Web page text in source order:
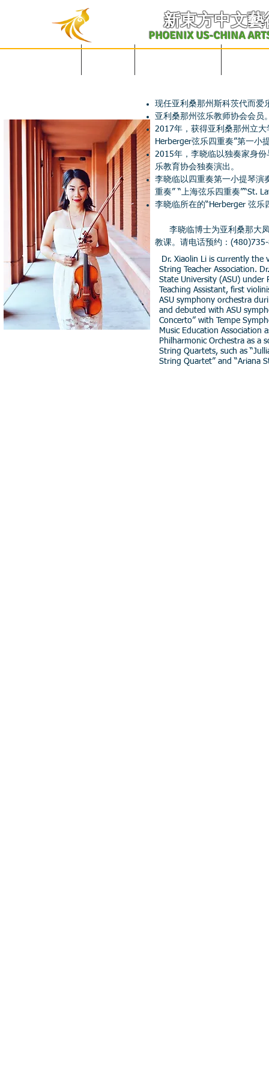
PHOENIX US-CHINA
新東方中文
现任亚利桑那州斯科茨代而爱
亚利桑那州弦乐教师协会会员
2017年，获得亚利桑那州立
Herberger弦乐四重奏”第一小
2015年，李晓临以独奏家身份
乐教育协会独奏演出。
李晓临以四重奏第一小提琴演
重奏” “上海弦乐四重奏”“St.
李晓临所在的“Herberger 弦
李晓临博士为亚利桑那大凤
教课。请电话预约：
Dr. Xiaolin Li is currently the
String Teacher Association.
State University (ASU) under
Teaching Assistant, first
ASU symphony orchestra
and debuted with ASU
Concerto” with Tempe
Music Education Association
Philharmonic Orchestra as a
String Quartets, such as
String Quartet” and “Ariana